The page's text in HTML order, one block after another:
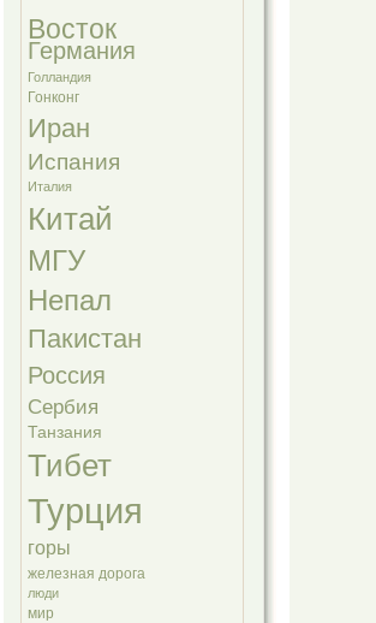
Восток
Германия
Голландия
Гонконг
Иран
Испания
Италия
Китай
МГУ
Непал
Пакистан
Россия
Сербия
Танзания
Тибет
Турция
горы
железная дорога
люди
мир